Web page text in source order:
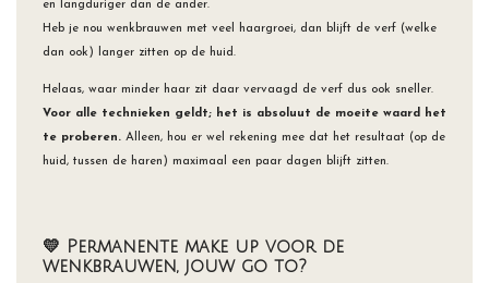
en langduriger dan de ander.
Heb je nou wenkbrauwen met veel haargroei, dan blijft de verf (welke
dan ook) langer zitten op de huid.
Helaas, waar minder haar zit daar vervaagd de verf dus ook sneller.
Voor alle technieken geldt; het is absoluut de moeite waard het
te proberen. Alleen, hou er wel rekening mee dat het resultaat (op de
huid, tussen de haren) maximaal een paar dagen blijft zitten.
💛 Permanente make up voor de
wenkbrauwen, jouw go to?